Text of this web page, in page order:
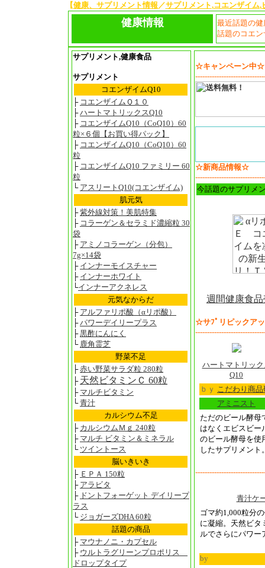
【健康、サプリメント情報 ／サプリメント,コエンザイム,
健康情報
最近話題の
話題のコエ
サプリメント,健康食品
サプリメント
コエンザイムQ10
├ コエンザイムＱ１０
├ハートマトリックスQ10
├ コエンザイムQ10（CoQ10）60
粒×６個【お買い得パック】
├ コエンザイムQ10（CoQ10）60
粒
├ コエンザイムQ10 ファミリー 60
粒
└ アスリートQ10(コエンザイム)
肌元気
├紫外線対策！美肌特集
├ コラーゲン＆セラミド濃縮粒 30
袋
├ アミノコラーゲン（分包）
7g×14袋
├ インナーモイスチャー
├ インナーホワイト
└インナーアクネレス
元気なからだ
├ アルファリポ酸（αリポ酸）
├パワーデイリープラス
├黒酢にんにく
└ 鹿角霊芝
野菜不足
├赤い野菜サラダ粒 280粒
├ 天然ビタミンＣ 60粒
├ マルチビタミン
└青汁
カルシウム不足
├ カルシウムＭｇ 240粒
├ マルチ ビタミン＆ミネラル
└ ツイントース
脳いきいき
├ ＥＰＡ 150粒
├ アラビタ
├ ドントフォーゲット デイリープ
ラス
└ ジョガーズDHA 60粒
話題の商品
├ マウナノニ・カプセル
├ ウルトラグリーンプロポリス
ドロップタイプ
☆キャンペーン中☆
☆新商品情報☆
今話題のサプリメ
週間健康食
☆サﾌﾟリピックア
ハートマトリック
Q10
ｂｙ こだわり商
アミニスト
ただのビール酵母
はなくエビスビー
のビール酵母を使
したサプリメント
青汁ケ
ゴマ約1,000粒分
に凝縮。天然ビタ
ルでさらにパワー
by